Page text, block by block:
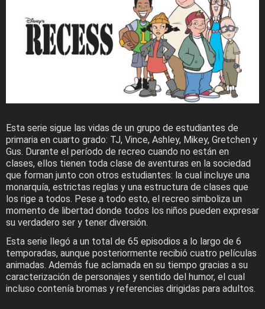
Esta serie sigue las vidas de un grupo de estudiantes de
primaria en cuarto grado: TJ, Vince, Ashley, Mikey, Gretchen y
Gus. Durante el período de recreo cuando no están en
clases, ellos tienen toda clase de aventuras en la sociedad
que forman junto con otros estudiantes: la cual incluye una
monarquía, estrictas reglas y una estructura de clases que
los rige a todos. Pese a todo esto, el recreo simboliza un
momento de libertad donde todos los niños pueden expresar
su verdadero ser y tener diversión.
Esta serie llegó a un total de 65 episodios a lo largo de 6
temporadas, aunque posteriormente recibió cuatro películas
animadas. Además fue aclamada en su tiempo gracias a su
caracterización de personajes y sentido del humor, el cual
incluso contenía bromas y referencias dirigidas para adultos.